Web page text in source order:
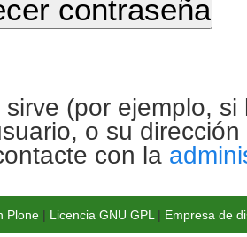
(por ejemplo,
o su
con la
Plone| Licencia GNU GPL | Empresa de